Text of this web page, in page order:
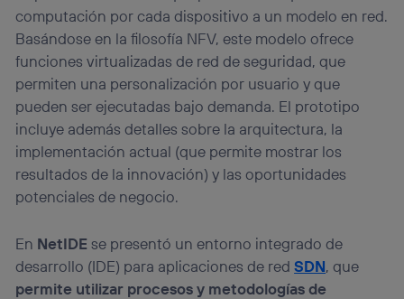
computación por cada dispositivo a un modelo en red.
Basándose en la filosofía NFV, este modelo ofrece
funciones virtualizadas de red de seguridad, que
permiten una personalización por usuario y que
pueden ser ejecutadas bajo demanda. El prototipo
incluye además detalles sobre la arquitectura, la
implementación actual (que permite mostrar los
resultados de la innovación) y las oportunidades
potenciales de negocio.
En NetIDE se presentó un entorno integrado de
desarrollo (IDE) para aplicaciones de redSDN, que
permite utilizar procesos y metodologías de